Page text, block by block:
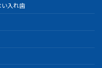
入れ歯